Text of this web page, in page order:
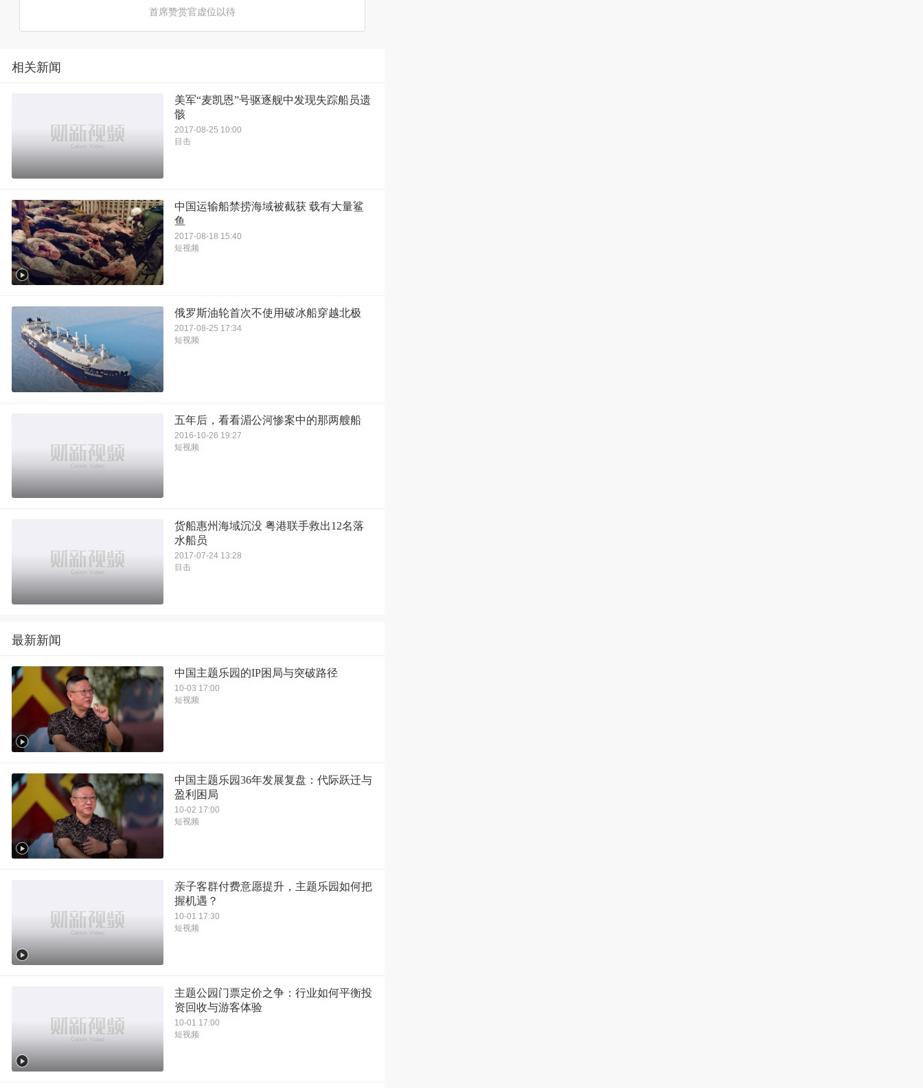
首席赞赏官虚位以待
相关新闻
美军“麦凯恩”号驱逐舰中发现失踪船员遗
骸
2017-08-25 10:00
目击
中国运输船禁捞海域被截获 载有大量鲨
鱼
2017-08-18 15:40
短视频
俄罗斯油轮首次不使用破冰船穿越北极
2017-08-25 17:34
短视频
五年后，看看湄公河惨案中的那两艘船
2016-10-26 19:27
短视频
货船惠州海域沉没 粤港联手救出12名落
水船员
2017-07-24 13:28
目击
最新新闻
中国主题乐园的IP困局与突破路径
10-03 17:00
短视频
中国主题乐园36年发展复盘：代际跃迁与
盈利困局
10-02 17:00
短视频
亲子客群付费意愿提升，主题乐园如何把
握机遇？
10-01 17:30
短视频
主题公园门票定价之争：行业如何平衡投
资回收与游客体验
10-01 17:00
短视频